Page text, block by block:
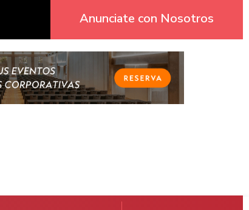
Anunciate con Nosotros